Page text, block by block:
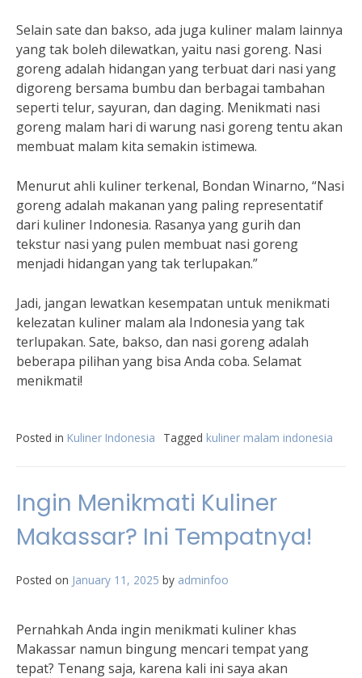
Selain sate dan bakso, ada juga kuliner malam lainnya
yang tak boleh dilewatkan, yaitu nasi goreng. Nasi
goreng adalah hidangan yang terbuat dari nasi yang
digoreng bersama bumbu dan berbagai tambahan
seperti telur, sayuran, dan daging. Menikmati nasi
goreng malam hari di warung nasi goreng tentu akan
membuat malam kita semakin istimewa.
Menurut ahli kuliner terkenal, Bondan Winarno, “Nasi
goreng adalah makanan yang paling representatif
dari kuliner Indonesia. Rasanya yang gurih dan
tekstur nasi yang pulen membuat nasi goreng
menjadi hidangan yang tak terlupakan.”
Jadi, jangan lewatkan kesempatan untuk menikmati
kelezatan kuliner malam ala Indonesia yang tak
terlupakan. Sate, bakso, dan nasi goreng adalah
beberapa pilihan yang bisa Anda coba. Selamat
menikmati!
Posted in Kuliner Indonesia Tagged kuliner malam indonesia
Ingin Menikmati Kuliner
Makassar? Ini Tempatnya!
Posted on January 11, 2025 by adminfoo
Pernahkah Anda ingin menikmati kuliner khas
Makassar namun bingung mencari tempat yang
tepat? Tenang saja, karena kali ini saya akan